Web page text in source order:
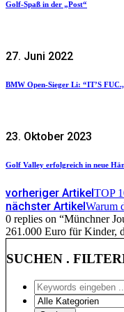
Golf-Spaß in der „Post“
27. Juni 2022
BMW Open-Sieger Li: “IT’S
23. Oktober 2023
Golf Valley erfolgreich in neue
vorheriger ArtikelTOP
nächster ArtikelWarum
0 replies on “Münchner
261.000 Euro für Kinder,
SUCHEN .